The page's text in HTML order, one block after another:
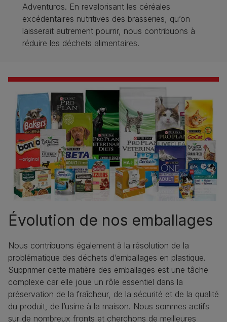
Adventuros. En revalorisant les céréales
excédentaires nutritives des brasseries, qu’on
laisserait autrement pourrir, nous contribuons à
réduire les déchets alimentaires.
Évolution de nos emballages
Nous contribuons également à la résolution de la
problématique des déchets d’emballages en plastique.
Supprimer cette matière des emballages est une tâche
complexe car elle joue un rôle essentiel dans la
préservation de la fraîcheur, de la sécurité et de la qualité
du produit, de l’usine à la maison. Nous sommes actifs
sur de nombreux fronts et cherchons de meilleures